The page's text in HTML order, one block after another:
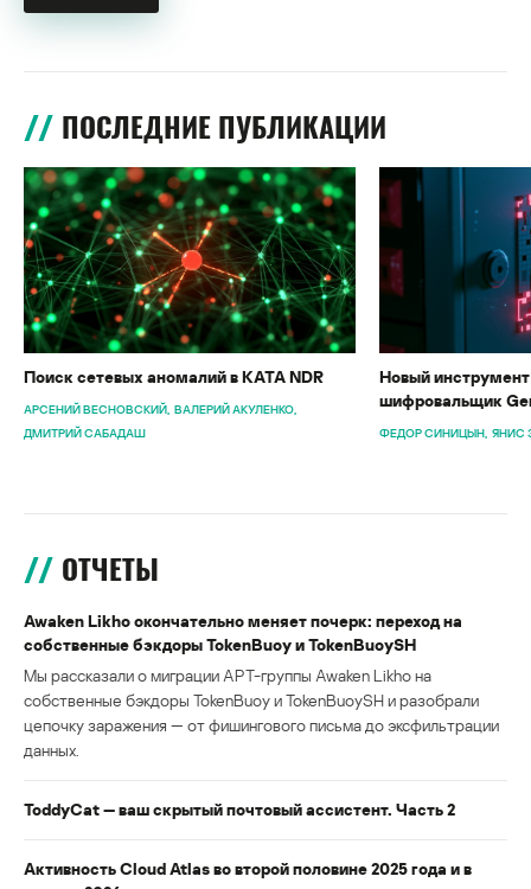
ПОСЛЕДНИЕ ПУБЛИКАЦИИ
Поиск сетевых аномалий в KATA NDR
АРСЕНИЙ ВЕСНОВСКИЙ ВАЛЕРИЙ АКУЛЕНКО
ДМИТРИЙ САБАДАШ
Новый
шифровальщик
ФЕДОР СИНИЦЫН ЯНИС
ОТЧЕТЫ
Awaken Likho окончательно меняет почерк: переход на
собственные бэкдоры TokenBuoy и TokenBuoySH
Мы рассказали о миграции APT-группы Awaken Likho на
собственные бэкдоры TokenBuoy и TokenBuoySH и разобрали
цепочку заражения — от фишингового письма до эксфильтрации
данных.
ToddyCat — ваш скрытый почтовый ассистент. Часть 2
Активность Cloud Atlas во второй половине 2025 года и в